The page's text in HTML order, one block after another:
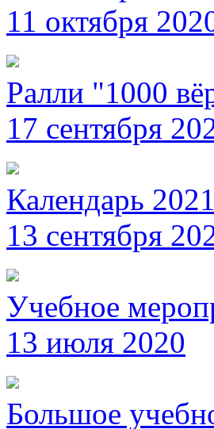
11 октября
Ралли "1000
17 сентября
Календарь 2021
13 сентября
Учебное
13 июля 2020
Большое